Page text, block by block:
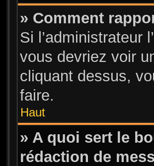
» Comment
Si l’administrateur
vous devriez voir
cliquant dessus,
faire.
Haut
» A quoi sert le
rédaction de